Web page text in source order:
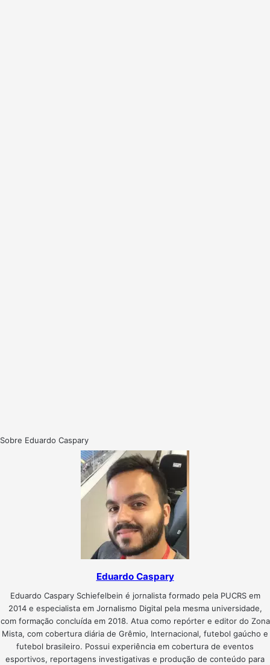
Sobre Eduardo Caspary
Eduardo Caspary
Eduardo Caspary Schiefelbein é jornalista formado pela PUCRS em
2014 e especialista em Jornalismo Digital pela mesma universidade,
com formação concluída em 2018. Atua como repórter e editor do Zona
Mista, com cobertura diária de Grêmio, Internacional, futebol gaúcho e
futebol brasileiro. Possui experiência em cobertura de eventos
esportivos, reportagens investigativas e produção de conteúdo para